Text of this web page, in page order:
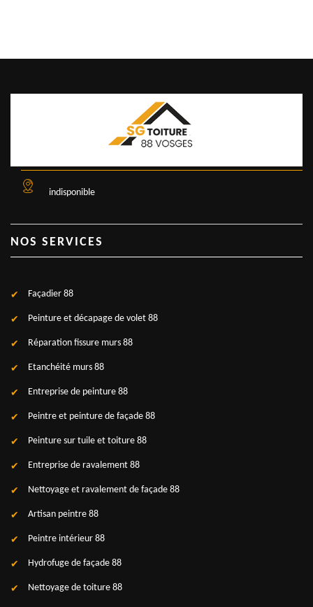
indisponible
NOS SERVICES
Façadier 88
Peinture et décapage de volet 88
Réparation fissure murs 88
Etanchéité murs 88
Entreprise de peinture 88
Peintre et peinture de façade 88
Peinture sur tuile et toiture 88
Entreprise de ravalement 88
Nettoyage et ravalement de façade 88
Artisan peintre 88
Peintre intérieur 88
Hydrofuge de façade 88
Nettoyage de toiture 88